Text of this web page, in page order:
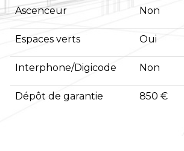
Ascenceur Non
Espaces verts Oui
Interphone/Digicode Non
Dépôt de garantie 850 €